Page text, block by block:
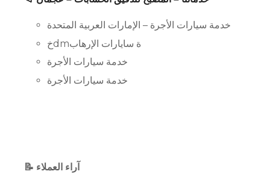
خدمة سيارات الأجرة – الإمارات العربية المتحدة
خdmة سايارات الإرهاب
خدمة سيارات الأجرة
خدمة سيارات الأجرة
📝 آراء العملاء